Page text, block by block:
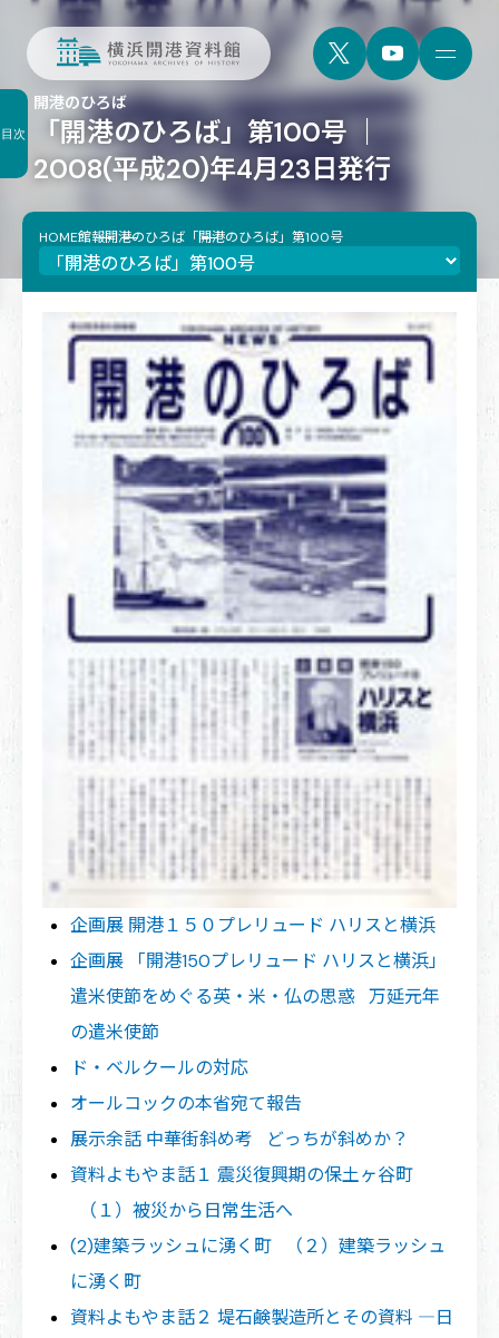
「開港のひろば」第100号 ｜
2008(平成20)年4月23日発行
開港のひろば
HOME館報開港のひろば 「開港のひろば」第100号
企画展 開港１５０プレリュード ハリスと横浜
企画展 「開港150プレリュード ハリスと横浜」
遣米使節をめぐる英・米・仏の思惑 万延元年
の遣米使節
ド・ベルクールの対応
オールコックの本省宛て報告
展示余話 中華街斜め考 どっちが斜めか？
資料よもやま話１ 震災復興期の保土ヶ谷町
（１）被災から日常生活へ
(2)建築ラッシュに湧く町 （２）建築ラッシュ
に湧く町
資料よもやま話２ 堤石鹸製造所とその資料 ―日
目次